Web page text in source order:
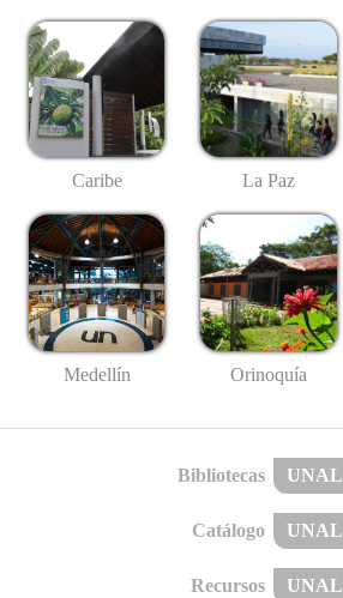
Caribe La Paz
Medellín Orinoquía
Bibliotecas UNAL
Catálogo UNAL
Recursos UNAL